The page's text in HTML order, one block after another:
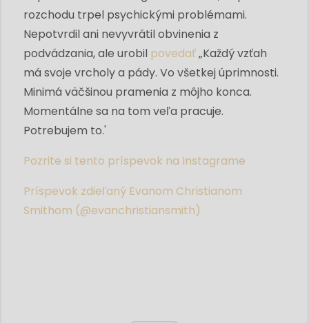
rozchodu trpel psychickými problémami.
Nepotvrdil ani nevyvrátil obvinenia z
podvádzania, ale urobil povedať„Každý vzťah
má svoje vrcholy a pády. Vo všetkej úprimnosti.
Minimá väčšinou pramenia z môjho konca.
Momentálne sa na tom veľa pracuje.
Potrebujem to.'
Pozrite si tento príspevok na Instagrame
Príspevok zdieľaný Evanom Christianom
Smithom (@evanchristiansmith)